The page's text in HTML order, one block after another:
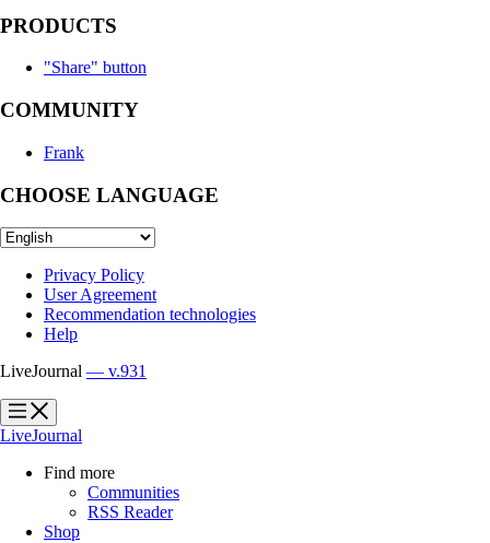
PRODUCTS
"Share" button
COMMUNITY
Frank
CHOOSE LANGUAGE
Privacy Policy
User Agreement
Recommendation technologies
Help
LiveJournal — v.931
?
?
LiveJournal
Find more
Communities
RSS Reader
Shop